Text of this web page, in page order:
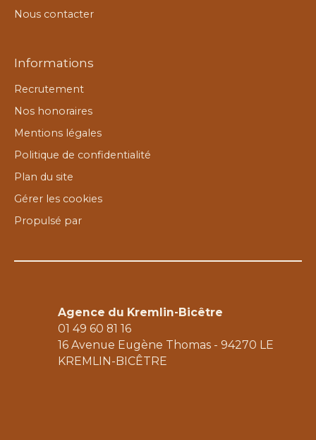
Nous contacter
Informations
Recrutement
Nos honoraires
Mentions légales
Politique de confidentialité
Plan du site
Gérer les cookies
Propulsé par
Agence du Kremlin-Bicêtre
01 49 60 81 16
16 Avenue Eugène Thomas - 94270 LE
KREMLIN-BICÊTRE